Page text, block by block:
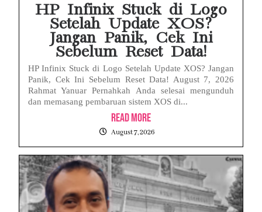
HP Infinix Stuck di Logo
Setelah Update XOS?
Jangan Panik, Cek Ini
Sebelum Reset Data!
HP Infinix Stuck di Logo Setelah Update XOS? Jangan
Panik, Cek Ini Sebelum Reset Data! August 7, 2026
Rahmat Yanuar Pernahkah Anda selesai mengunduh
dan memasang pembaruan sistem XOS di...
Read More
August 7, 2026